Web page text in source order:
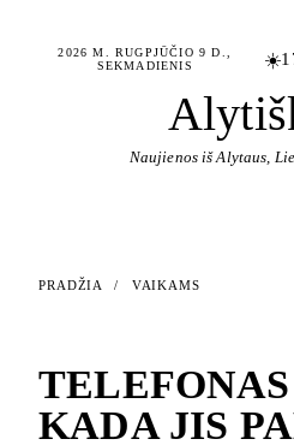
2026 M. RUGPJŪČIO 9 D.,
SEKMADIENIS
☀️
Naujienos iš Alytaus,
PRADŽIA / VAIKAMS
KADA JIS